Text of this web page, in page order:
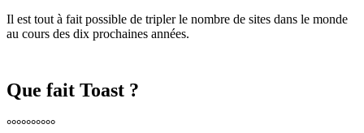
Il est tout à fait possible de tripler le nombre de sites dans le monde
au cours des dix prochaines années.
Que fait Toast ?
°°°°°°°°°°